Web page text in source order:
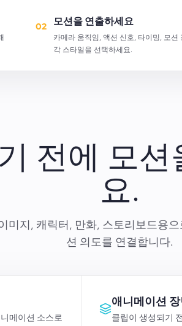
02 모션을 연출하세요
카메라 움직임, 액션 신호, 타이밍, 모션
각 스타일을 선택하세요.
전에 모션
요.
미지, 캐릭터, 만화, 스토리보드용
션 의도를 연결합니다.
메이션 소스로
애니메이션 장
클립이 생성되기